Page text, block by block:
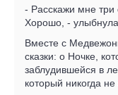
- Расскажи мне три
Хорошо, -
Вместе с
сказки: о Ночке,
заблудившейся в
который никогда